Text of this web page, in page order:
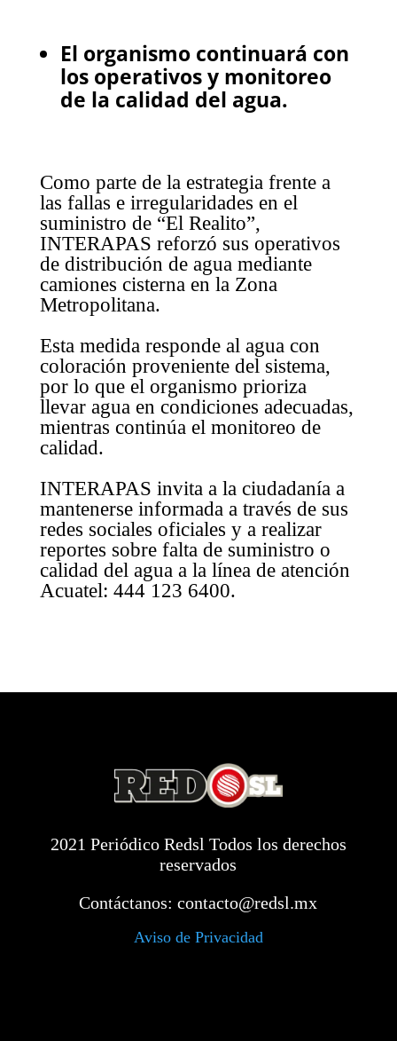
El organismo continuará con
los operativos y monitoreo
de la calidad del agua.
Como parte de la estrategia frente a
las fallas e irregularidades en el
suministro de “El Realito”,
INTERAPAS reforzó sus operativos
de distribución de agua mediante
camiones cisterna en la Zona
Metropolitana.
Esta medida responde al agua con
coloración proveniente del sistema,
por lo que el organismo prioriza
llevar agua en condiciones adecuadas,
mientras continúa el monitoreo de
calidad.
INTERAPAS invita a la ciudadanía a
mantenerse informada a través de sus
redes sociales oficiales y a realizar
reportes sobre falta de suministro o
calidad del agua a la línea de atención
Acuatel: 444 123 6400.
2021 Periódico Redsl Todos los derechos
reservados
Contáctanos:contacto@redsl.mx
Aviso de Privacidad